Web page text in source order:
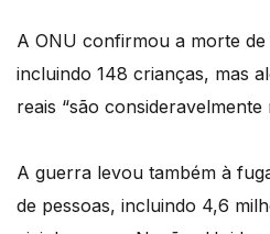
A ONU confirmou a morte de
incluindo 148 crianças, mas
reais “são consideravelmente
A guerra levou também à
de pessoas, incluindo 4,6